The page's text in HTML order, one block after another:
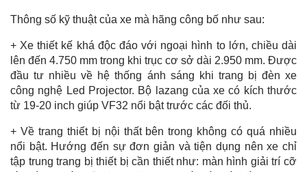
Thông số kỹ thuật của xe mà hãng công bố như sau:
+ Xe thiết kế khá độc đáo với ngoại hình to lớn, chiều dài
lên đến 4.750 mm trong khi trục cơ sở dài 2.950 mm. Được
đầu tư nhiều về hệ thống ánh sáng khi trang bị đèn xe
công nghệ Led Projector. Bộ lazang của xe có kích thước
từ 19-20 inch giúp VF32 nổi bật trước các đối thủ.
+ Về trang thiết bị nội thất bên trong không có quá nhiều
nổi bật. Hướng đến sự đơn giản và tiện dụng nên xe chỉ
tập trung trang bị thiết bị cần thiết như: màn hình giải trí cỡ